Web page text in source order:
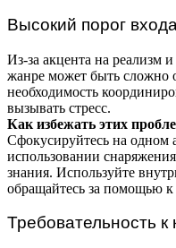
Высокий порог
Из-за акцента на реализм
жанре может быть сложно
необходимость
вызывать стресс.
Как избежать этих
Сфокусируйтесь на одном
использовании
знания. Используйте
обращайтесь за помощью
Требовательность к